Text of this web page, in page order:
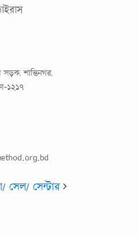
সড়ক, শান্তিনগর,
১২১৭
সেল/ সেন্টার